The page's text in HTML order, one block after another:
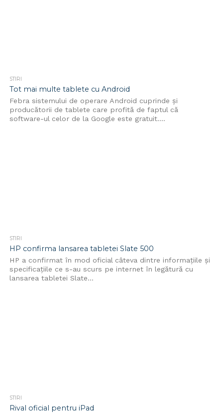
STIRI
Tot mai multe tablete cu Android
Febra sistemului de operare Android cuprinde și
producătorii de tablete care profită de faptul că
software-ul celor de la Google este gratuit....
STIRI
HP confirma lansarea tabletei Slate 500
HP a confirmat în mod oficial câteva dintre informațiile și
specificațiile ce s-au scurs pe internet în legătură cu
lansarea tabletei Slate...
STIRI
Rival oficial pentru iPad